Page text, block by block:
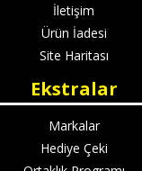
İletişim
Ürün İadesi
Site Haritası
Ekstralar
Markalar
Hediye Çeki